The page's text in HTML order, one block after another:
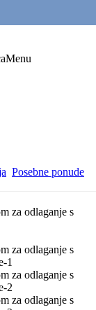
Menu
Posebne ponude